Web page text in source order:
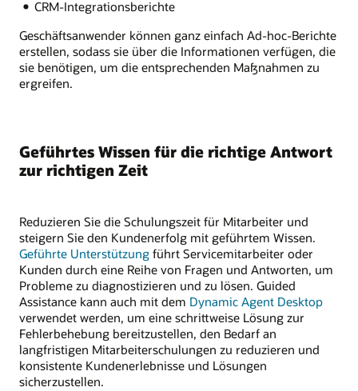
CRM-Integrationsberichte
Geschäftsanwender können ganz einfach Ad-hoc-Berichte
erstellen, sodass sie über die Informationen verfügen, die
sie benötigen, um die entsprechenden Maßnahmen zu
ergreifen.
Geführtes Wissen für die richtige Antwort
zur richtigen Zeit
Reduzieren Sie die Schulungszeit für Mitarbeiter und
steigern Sie den Kundenerfolg mit geführtem Wissen.
Geführte Unterstützung führt Servicemitarbeiter oder
Kunden durch eine Reihe von Fragen und Antworten, um
Probleme zu diagnostizieren und zu lösen. Guided
Assistance kann auch mit dem Dynamic Agent Desktop
verwendet werden, um eine schrittweise Lösung zur
Fehlerbehebung bereitzustellen, den Bedarf an
langfristigen Mitarbeiterschulungen zu reduzieren und
konsistente Kundenerlebnisse und Lösungen
sicherzustellen.